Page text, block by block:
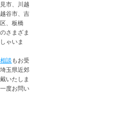
市、川越
谷市、吉
、板橋
さまざま
ゃいま
談 もお受
玉県近郊
いたしま
度お問い